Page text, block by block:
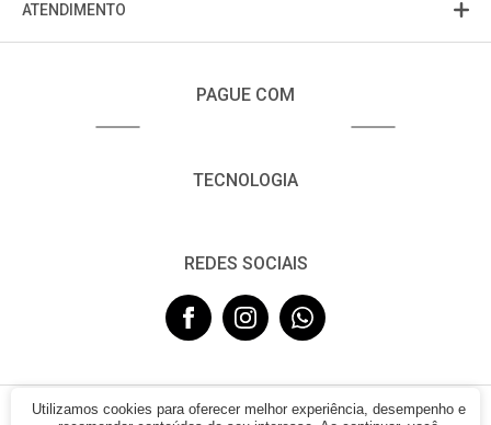
ATENDIMENTO
PAGUE COM
TECNOLOGIA
REDES SOCIAIS
Utilizamos cookies para oferecer melhor experiência, desempenho e